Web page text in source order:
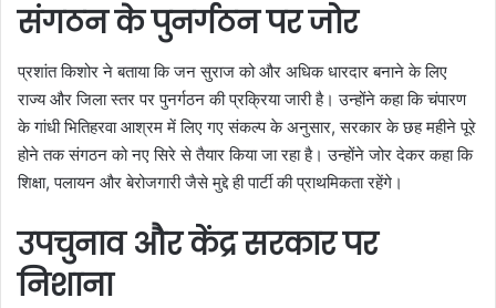
संगठन के पुनर्गठन पर जोर
प्रशांत किशोर ने बताया कि जन सुराज को और अधिक धारदार बनाने के लिए
राज्य और जिला स्तर पर पुनर्गठन की प्रक्रिया जारी है। उन्होंने कहा कि चंपारण
के गांधी भितिहरवा आश्रम में लिए गए संकल्प के अनुसार, सरकार के छह महीने पूरे
होने तक संगठन को नए सिरे से तैयार किया जा रहा है। उन्होंने जोर देकर कहा कि
शिक्षा, पलायन और बेरोजगारी जैसे मुद्दे ही पार्टी की प्राथमिकता रहेंगे।
उपचुनाव और केंद्र सरकार पर
निशाना